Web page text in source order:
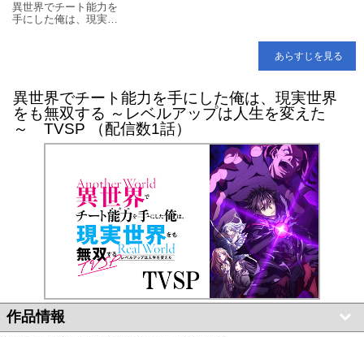
異世界でチート能力を
手にした俺は、現実世
あらすじを見る
異世界でチート能力を手にした俺は、現実世界
をも無双する ～レベルアップは人生を変えた
～ TVSP （配信数1話）
作品情報